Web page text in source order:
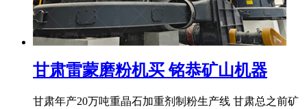
甘肃雷蒙磨粉机买 铭恭矿山机器
甘肃年产20万吨重晶石加重剂制粉生产线 甘肃总之前矿